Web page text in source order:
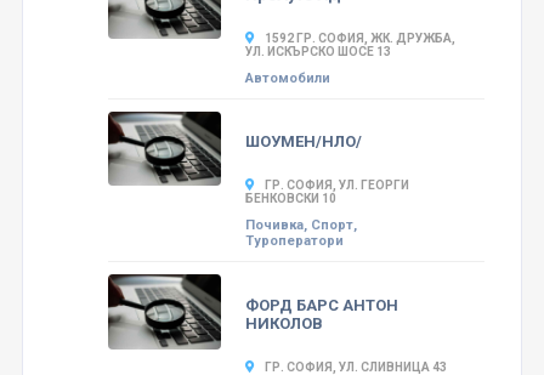
1592 ГР. СОФИЯ, ЖК. ДРУЖБА,
УЛ. ИСКЪРСКО ШОСЕ 13
Автомобили
ШОУМЕН/НЛО/
ГР. СОФИЯ, УЛ. ГЕОРГИ
БЕНКОВСКИ 10
Почивка, Спорт,
Туроператори
ФОРД БАРС АНТОН
НИКОЛОВ
ГР. СОФИЯ, УЛ. СЛИВНИЦА 43